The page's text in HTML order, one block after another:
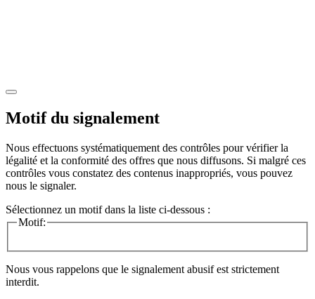
Motif du signalement
Nous effectuons systématiquement des contrôles pour vérifier la
légalité et la conformité des offres que nous diffusons. Si malgré ces
contrôles vous constatez des contenus inappropriés, vous pouvez
nous le signaler.
Sélectionnez un motif dans la liste ci-dessous :
Motif:
Nous vous rappelons que le signalement abusif est strictement
interdit.